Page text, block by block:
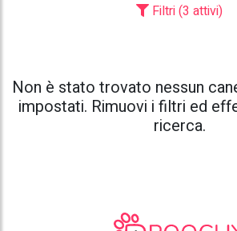
Filtri (3 attivi)
Non è stato trovato nessun
impostati. Rimuovi i filtri ed
ricerca.